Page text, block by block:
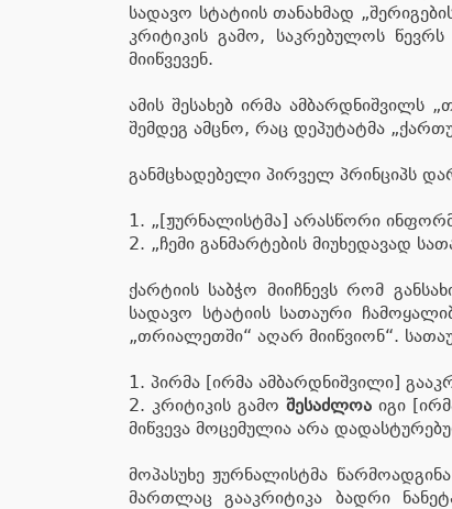
სადავო სტატიის თანახმად
კრიტიკის გამო, საკრებულოს
მიიწვევენ.
ამის შესახებ ირმა
შემდეგ ამცნო, რაც დეპუტატმა
განმცხადებელი პირველ პრინციპს
1. „[ჟურნალისტმა] არასწორი
2. „ჩემი განმარტების მიუხედავად
ქარტიის საბჭო მიიჩნევს რომ
სადავო სტატიის სათაური
„თრიალეთში“ აღარ მიიწვიონ“.
1. პირმა [ირმა ამბარდნიშვილი]
2. კრიტიკის გამო შესაძლოა იგი
მიწვევა მოცემულია არა
მოპასუხე ჟურნალისტმა
მართლაც გააკრიტიკა ბადრი